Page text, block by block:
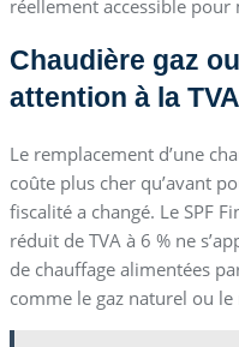
réellement accessible pour
Chaudière gaz
attention à la TVA
Le remplacement d’une
coûte plus cher qu’avant
fiscalité a changé. Le SPF
réduit de TVA à 6 % ne
de chauffage alimentées
comme le gaz naturel ou le